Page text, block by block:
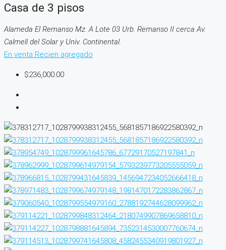
Casa de 3 pisos
Alameda El Remanso Mz. A Lote 03 Urb. Remanso II cerca Av.
Calmell del Solar y Univ. Continental.
En venta Recien agregado
$236,000.00